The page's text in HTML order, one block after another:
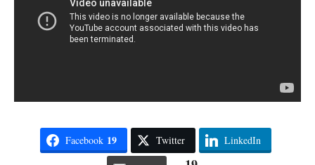
Facebook 19 Twitter LinkedIn